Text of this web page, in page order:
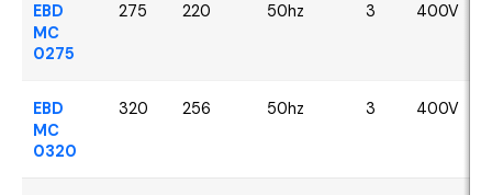
EBD
MC
0275
275 220 50hz 3 400V
EBD
MC
0320
320 256 50hz 3 400V